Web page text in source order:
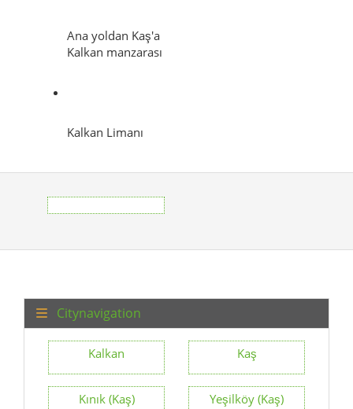
Ana yoldan Kaş'a
Kalkan manzarası
Kalkan Limanı
Citynavigation
Kalkan Kaş
Kınık (Kaş) Yeşilköy (Kaş)